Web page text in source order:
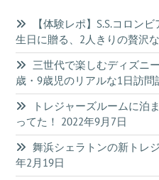
【体験レポ】S.S.コロン
生日に贈る、2人きりの贅沢
三世代で楽しむディズニ
歳・9歳児のリアルな1日訪問
トレジャーズルームに泊
ってた！ 2022年9月7日
舞浜シェラトンの新トレ
年2月19日